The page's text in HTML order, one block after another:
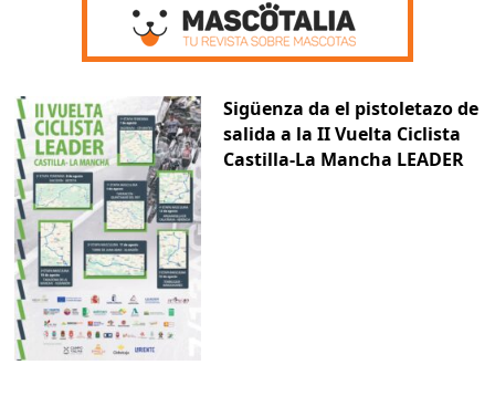
Sigüenza da el pistoletazo de
salida a la II Vuelta Ciclista
Castilla-La Mancha LEADER